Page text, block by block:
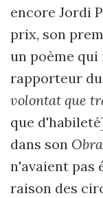
encore Jordi
prix, son
un poème
rapporteur
volontat que
que
dans son
n'avaient pas
raison des